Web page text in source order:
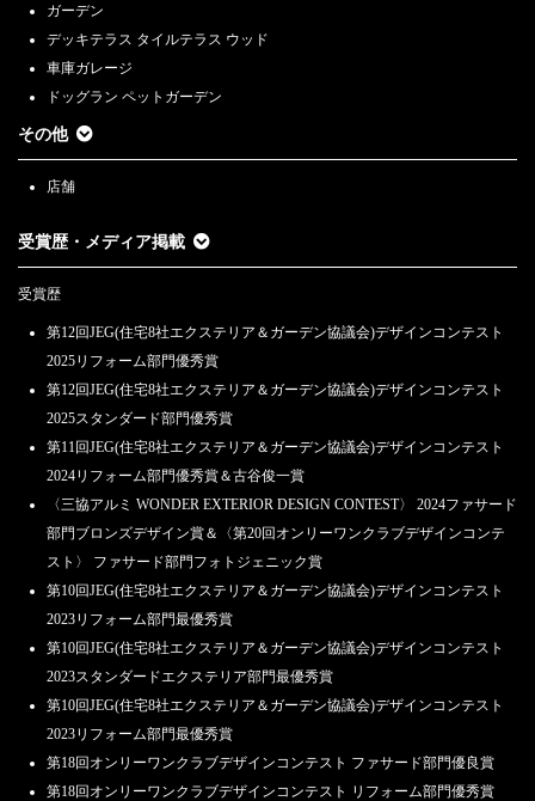
ガーデン
デッキテラス タイルテラス ウッド
車庫ガレージ
ドッグラン ペットガーデン
その他
店舗
受賞歴・メディア掲載
受賞歴
第12回JEG(住宅8社エクステリア＆ガーデン協議会)デザインコンテスト
2025リフォーム部門優秀賞
第12回JEG(住宅8社エクステリア＆ガーデン協議会)デザインコンテスト
2025スタンダード部門優秀賞
第11回JEG(住宅8社エクステリア＆ガーデン協議会)デザインコンテスト
2024リフォーム部門優秀賞＆古谷俊一賞
〈三協アルミ WONDER EXTERIOR DESIGN CONTEST〉 2024ファサード
部門ブロンズデザイン賞＆〈第20回オンリーワンクラブデザインコンテ
スト〉 ファサード部門フォトジェニック賞
第10回JEG(住宅8社エクステリア＆ガーデン協議会)デザインコンテスト
2023リフォーム部門最優秀賞
第10回JEG(住宅8社エクステリア＆ガーデン協議会)デザインコンテスト
2023スタンダードエクステリア部門最優秀賞
第10回JEG(住宅8社エクステリア＆ガーデン協議会)デザインコンテスト
2023リフォーム部門最優秀賞
第18回オンリーワンクラブデザインコンテスト ファサード部門優良賞
第18回オンリーワンクラブデザインコンテスト リフォーム部門優秀賞